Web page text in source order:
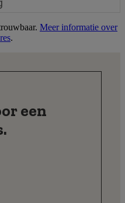
Meer informatie over
.
een